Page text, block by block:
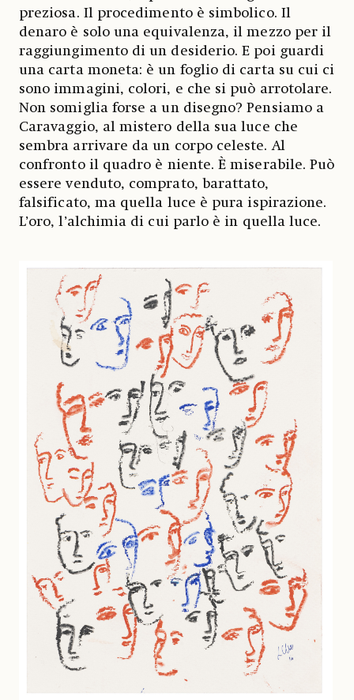
preziosa. Il procedimento è simbolico. Il
denaro è solo una equivalenza, il mezzo per il
raggiungimento di un desiderio. E poi guardi
una carta moneta: è un foglio di carta su cui ci
sono immagini, colori, e che si può arrotolare.
Non somiglia forse a un disegno? Pensiamo a
Caravaggio, al mistero della sua luce che
sembra arrivare da un corpo celeste. Al
confronto il quadro è niente. È miserabile. Può
essere venduto, comprato, barattato,
falsificato, ma quella luce è pura ispirazione.
L’oro, l’alchimia di cui parlo è in quella luce.